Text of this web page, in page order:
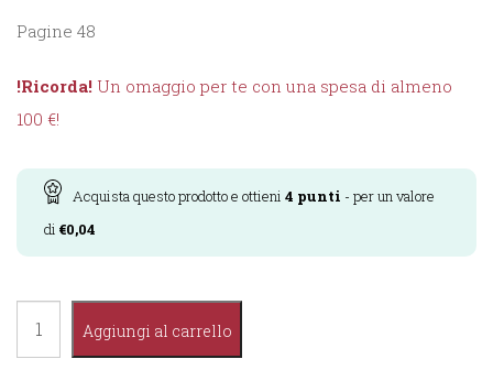
Pagine 48
!Ricorda! Un omaggio per te con una spesa di almeno
100 €!
Acquista questo prodotto e ottieni 4 punti - per un valore
di €0,04
Aggiungi al carrello